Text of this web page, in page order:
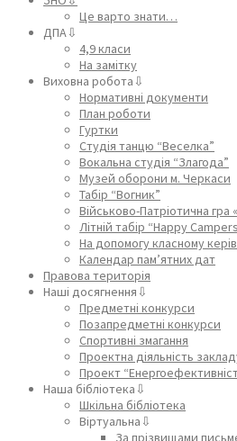
Це варто знати…
ДПА⇩
4,9 класи
На замітку
Виховна робота⇩
Нормативні документи
План роботи
Гуртки
Студія танцю “Веселка”
Вокальна студія “Злагода”
Музей оборони м. Черкаси
Табір “Вогник”
Військово-Патріотична гра
Літній табір “Happy
На допомогу класному
Календар пам’ятних дат
Правова територія
Наші досягнення⇩
Предметні конкурси
Позапредметні конкурси
Спортивні змагання
Проектна діяльність
Проект
Наша бібліотека⇩
Шкільна бібліотека
Віртуальна⇩
За прізвищами